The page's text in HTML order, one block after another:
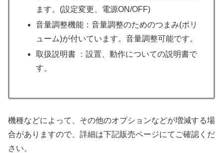
ます。(設定変更、電源ON/OFF)
音量調整機能：音量調整のためのつまみ(ボリ
ューム)が付いています。音量調整可能です。
取扱説明書 ：設置、動作についての説明書で
す。
機種などによって、その他のオプションなどが増減する場
合がありますので、詳細は下記販売ページにてご確認くだ
さい。